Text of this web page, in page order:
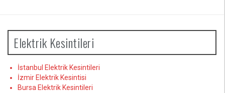
Elektrik Kesintileri
İstanbul Elektrik Kesintileri
İzmir Elektrik Kesintisi
Bursa Elektrik Kesintileri